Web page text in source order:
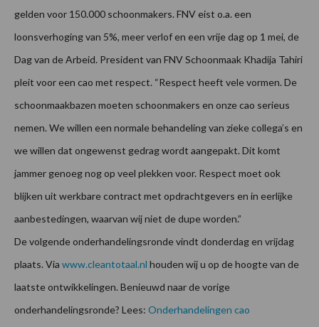
gelden voor 150.000 schoonmakers. FNV eist o.a. een
loonsverhoging van 5%, meer verlof en een vrije dag op 1 mei, de
Dag van de Arbeid. President van FNV Schoonmaak Khadija Tahiri
pleit voor een cao met respect. “Respect heeft vele vormen. De
schoonmaakbazen moeten schoonmakers en onze cao serieus
nemen. We willen een normale behandeling van zieke collega’s en
we willen dat ongewenst gedrag wordt aangepakt. Dit komt
jammer genoeg nog op veel plekken voor. Respect moet ook
blijken uit werkbare contract met opdrachtgevers en in eerlijke
aanbestedingen, waarvan wij niet de dupe worden.”
De volgende onderhandelingsronde vindt donderdag en vrijdag
plaats. Via www.cleantotaal.nl houden wij u op de hoogte van de
laatste ontwikkelingen. Benieuwd naar de vorige
onderhandelingsronde? Lees: Onderhandelingen cao